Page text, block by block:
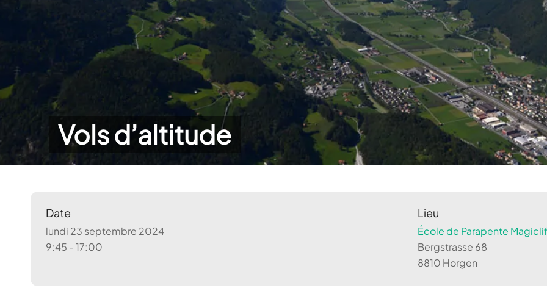
Vols d’altitude
Date
lundi 23 septembre 2024
9:45 - 17:00
Lieu
École de Parapente
Bergstrasse 68
8810 Horgen